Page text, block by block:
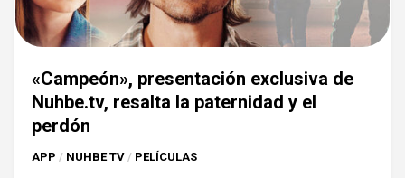
«Campeón», presentación exclusiva de
Nuhbe.tv, resalta la paternidad y el
perdón
APP / NUHBE TV / PELÍCULAS